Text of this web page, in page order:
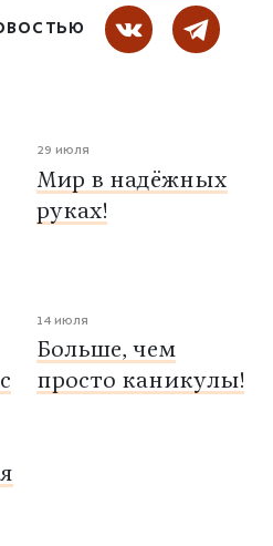
29 июля
Мир в надёжных
руках!
14 июля
Больше, чем
просто каникулы!